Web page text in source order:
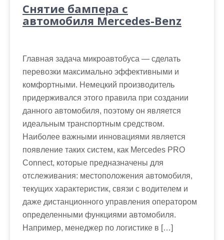
Снятие бампера с
автомобиля Mercedes-Benz
Главная задача микроавтобуса — сделать
перевозки максимально эффективными и
комфортными. Немецкий производитель
придерживался этого правила при создании
данного автомобиля, поэтому он является
идеальным транспортным средством.
Наиболее важными инновациями является
появление таких систем, как Mercedes PRO
Connect, которые предназначены для
отслеживания: местоположения автомобиля,
текущих характеристик, связи с водителем и
даже дистанционного управления оператором
определенными функциями автомобиля.
Например, менеджер по логистике в […]